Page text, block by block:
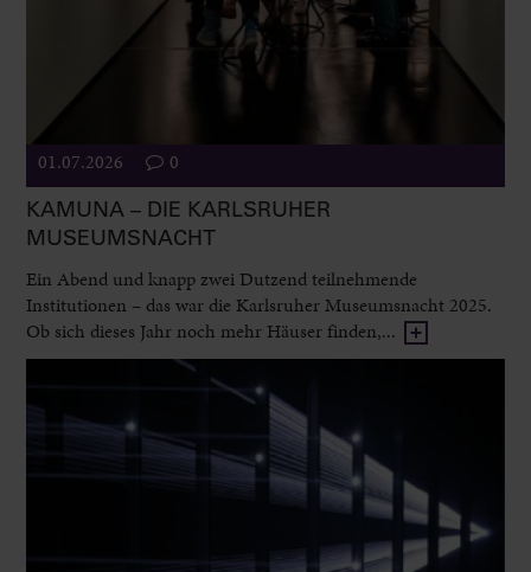
01.07.2026 0
KAMUNA – DIE KARLSRUHER
MUSEUMSNACHT
Ein Abend und knapp zwei Dutzend teilnehmende
Institutionen – das war die Karlsruher Museumsnacht 2025.
Ob sich dieses Jahr noch mehr Häuser finden,...